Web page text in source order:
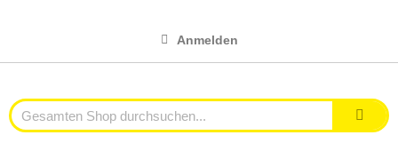
Anmelden